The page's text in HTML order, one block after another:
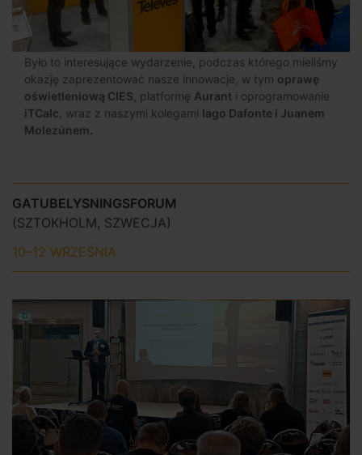
Było to interesujące wydarzenie, podczas którego mieliśmy
okazję zaprezentować nasze innowacje, w tym oprawę
oświetleniową CIES , platformę Aurant i oprogramowanie
iTCalc , wraz z naszymi kolegami Iago Dafonte i Juanem
Molezúnem.
GATUBELYSNINGSFORUM
(SZTOKHOLM, SZWECJA)
10–12 WRZEŚNIA